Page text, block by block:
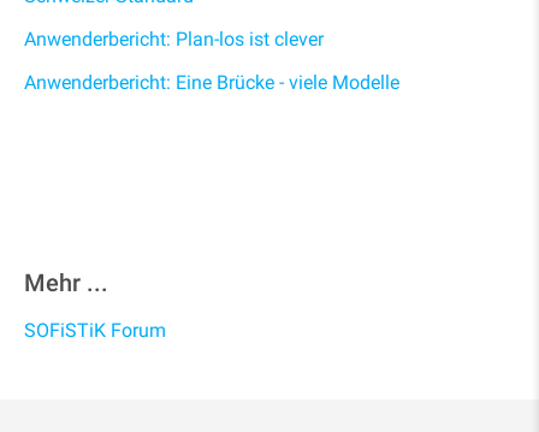
Anwenderbericht: Plan-los ist clever
Anwenderbericht: Eine Brücke - viele Modelle
Mehr ...
SOFiSTiK Forum